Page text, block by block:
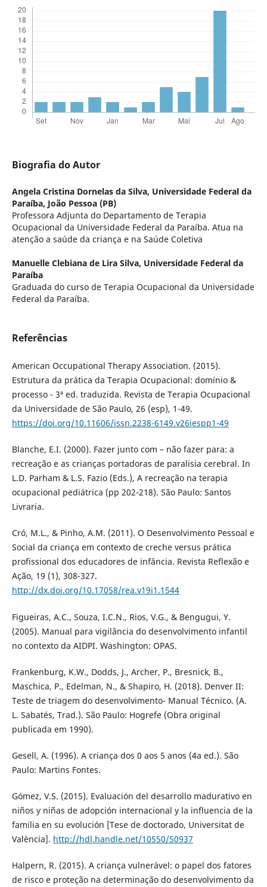
Biografia do Autor
Angela Cristina Dornelas da Silva, Universidade Federal da
Paraíba, João Pessoa (PB)
Professora Adjunta do Departamento de Terapia
Ocupacional da Universidade Federal da Paraíba. Atua na
atenção a saúde da criança e na Saúde Coletiva
Manuelle Clebiana de Lira Silva, Universidade Federal da
Paraíba
Graduada do curso de Terapia Ocupacional da Universidade
Federal da Paraíba.
Referências
American Occupational Therapy Association. (2015).
Estrutura da prática da Terapia Ocupacional: domínio &
processo - 3ª ed. traduzida. Revista de Terapia Ocupacional
da Universidade de São Paulo, 26 (esp), 1-49.
https://doi.org/10.11606/issn.2238-6149.v26iespp1-49
Blanche, E.I. (2000). Fazer junto com – não fazer para: a
recreação e as crianças portadoras de paralisia cerebral. In
L.D. Parham & L.S. Fazio (Eds.), A recreação na terapia
ocupacional pediátrica (pp 202-218). São Paulo: Santos
Livraria.
Cró, M.L., & Pinho, A.M. (2011). O Desenvolvimento Pessoal e
Social da criança em contexto de creche versus prática
profissional dos educadores de infância. Revista Reflexão e
Ação, 19 (1), 308-327.
http://dx.doi.org/10.17058/rea.v19i1.1544
Figueiras, A.C., Souza, I.C.N., Rios, V.G., & Bengugui, Y.
(2005). Manual para vigilância do desenvolvimento infantil
no contexto da AIDPI. Washington: OPAS.
Frankenburg, K.W., Dodds, J., Archer, P., Bresnick, B.,
Maschica, P., Edelman, N., & Shapiro, H. (2018). Denver II:
Teste de triagem do desenvolvimento- Manual Técnico. (A.
L. Sabatés, Trad.). São Paulo: Hogrefe (Obra original
publicada em 1990).
Gesell, A. (1996). A criança dos 0 aos 5 anos (4a ed.). São
Paulo: Martins Fontes.
Gómez, V.S. (2015). Evaluación del desarrollo madurativo en
niños y niñas de adopción internacional y la influencia de la
familia en su evolución [Tese de doctorado, Universitat de
València]. http://hdl.handle.net/10550/50937
Halpern, R. (2015). A criança vulnerável: o papel dos fatores
de risco e proteção na determinação do desenvolvimento da